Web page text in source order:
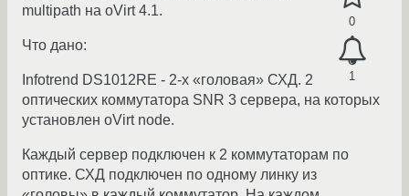
0
1
multipath на oVirt 4.1.
Что дано:
Infotrend DS1012RE - 2-х «головая» СХД. 2
оптических коммутатора SNR 3 сервера, на которых
установлен oVirt node.
Каждый сервер подключен к 2 коммутаторам по
оптике. СХД подключен по одному линку из